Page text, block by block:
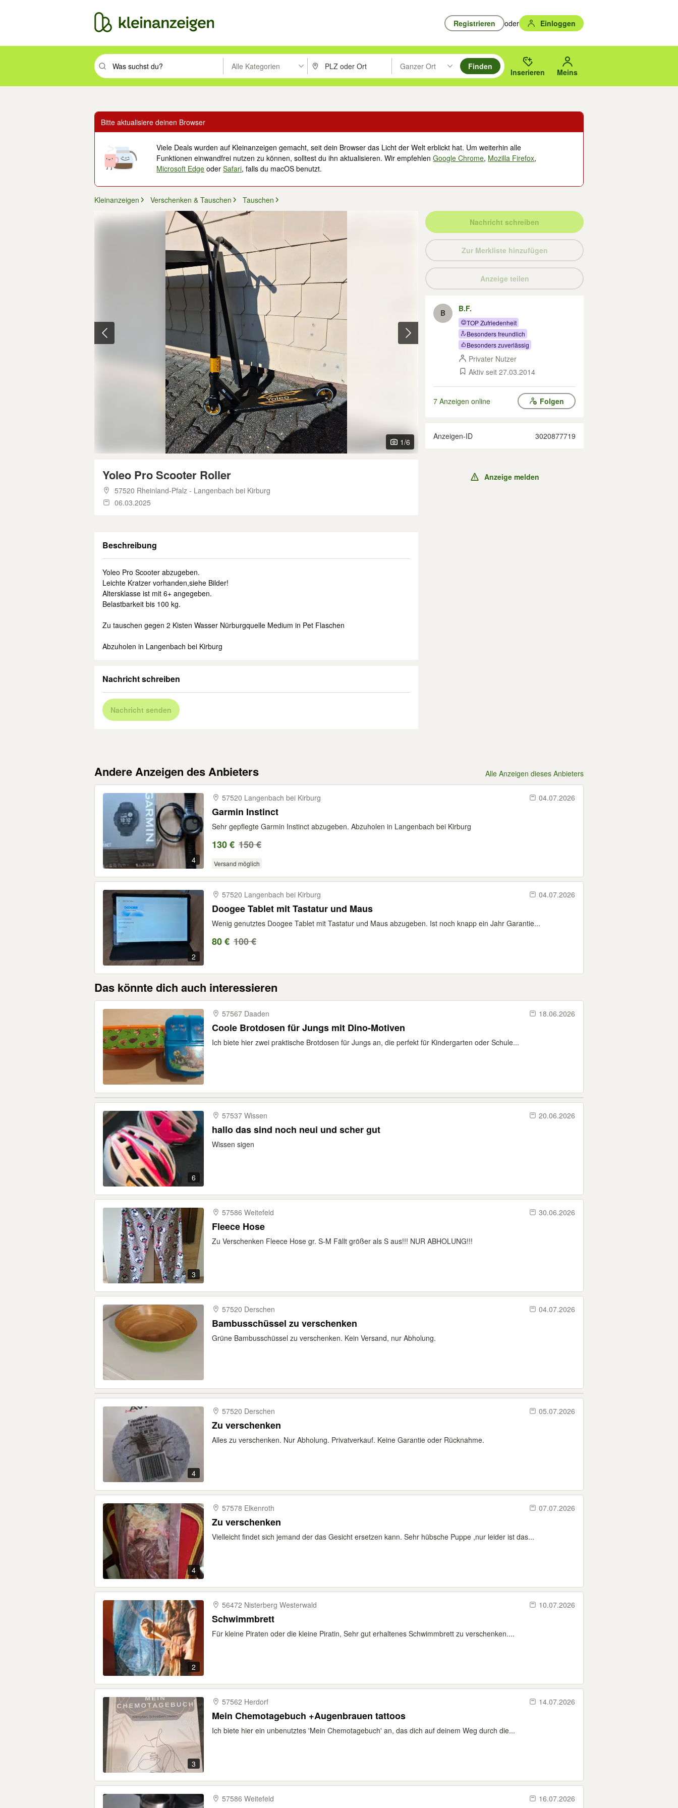
Registrieren oder Einloggen
Suchbegriff eingeben. Eingabetaste drücken um zu suchen, oder Vorschläge mit den Pfeiltasten nach oben/unten durchsuchen und mit Eingabetaste auswählen.
Alle Kategorien PLZ oder Ort eingeben. Eingabetaste drücken um zu suchen, oder Vorschläge mit den Pfeiltasten nach oben/
Ganzer Ort
Suche im Umkreis des gewählten Orts oder PLZ.
Finden
Inserieren Meins
Bitte aktualisiere deinen Browser
Viele Deals wurden auf Kleinanzeigen gemacht, seit dein Browser das Licht der Welt erblickt hat. Um weiterhin alle
Funktionen einwandfrei nutzen zu können, solltest du ihn aktualisieren. Wir empfehlenGoogle Chrome, Mozilla Firefox,
Microsoft Edge oderSafari, falls du macOS benutzt.
Kleinanzeigen Verschenken & Tauschen Tauschen
1/6
Yoleo Pro Scooter Roller
57520 Rheinland-Pfalz - Langenbach bei Kirburg
06.03.2025
Beschreibung
Yoleo Pro Scooter abzugeben.
Leichte Kratzer vorhanden,siehe Bilder!
Altersklasse ist mit 6+ angegeben.
Belastbarkeit bis 100 kg.
Zu tauschen gegen 2 Kisten Wasser Nürburgquelle Medium in Pet Flaschen
Abzuholen in Langenbach bei Kirburg
Nachricht schreiben
Nachricht senden
Nachricht schreiben
Zur Merkliste hinzufügen
Anzeige teilen
B B.F.
TOP Zufriedenheit
Besonders freundlich
Besonders zuverlässig
Privater Nutzer
Aktiv seit 27.03.2014
7 Anzeigen online Folgen
Anzeigen-ID 3020877719
Anzeige melden
Andere Anzeigen des Anbieters Alle Anzeigen dieses Anbieters
4
57520 Langenbach bei Kirburg 04.07.2026
Garmin Instinct
Sehr gepflegte Garmin Instinct abzugeben. Abzuholen in Langenbach bei Kirburg
130 € 150 €
Versand möglich
2
57520 Langenbach bei Kirburg 04.07.2026
Doogee Tablet mit Tastatur und Maus
Wenig genutztes Doogee Tablet mit Tastatur und Maus abzugeben. Ist noch knapp ein Jahr Garantie...
80 € 100 €
Das könnte dich auch interessieren
57567 Daaden 18.06.2026
Coole Brotdosen für Jungs mit Dino-Motiven
Ich biete hier zwei praktische Brotdosen für Jungs an, die perfekt für Kindergarten oder Schule...
6
57537 Wissen 20.06.2026
hallo das sind noch neui und scher gut
Wissen sigen
3
57586 Weitefeld 30.06.2026
Fleece Hose
Zu Verschenken Fleece Hose gr. S-M Fällt größer als S aus!!! NUR ABHOLUNG!!!
57520 Derschen 04.07.2026
Bambusschüssel zu verschenken
Grüne Bambusschüssel zu verschenken. Kein Versand, nur Abholung.
4
57520 Derschen 05.07.2026
Zu verschenken
Alles zu verschenken. Nur Abholung. Privatverkauf. Keine Garantie oder Rücknahme.
4
57578 Elkenroth 07.07.2026
Zu verschenken
Vielleicht findet sich jemand der das Gesicht ersetzen kann. Sehr hübsche Puppe ,nur leider ist das...
2
56472 Nisterberg Westerwald 10.07.2026
Schwimmbrett
Für kleine Piraten oder die kleine Piratin, Sehr gut erhaltenes Schwimmbrett zu verschenken....
3
57562 Herdorf 14.07.2026
Mein Chemotagebuch +Augenbrauen tattoos
Ich biete hier ein unbenutztes 'Mein Chemotagebuch' an, das dich auf deinem Weg durch die...
57586 Weitefeld 16.07.2026